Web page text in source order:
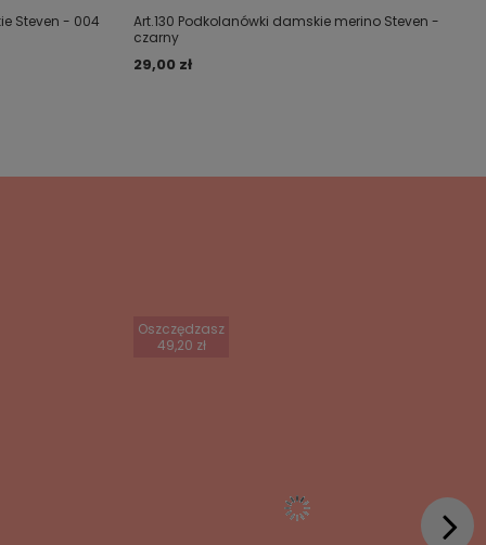
Steven - 004
Art.130 Podkolanówki damskie merino Steven -
czarny
29,00 zł
Oszczędzasz
49,20 zł